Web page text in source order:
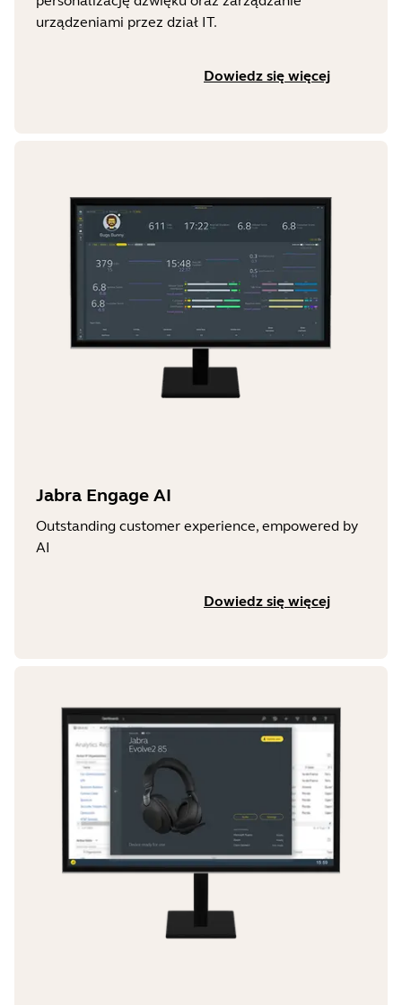
urządzeniami przez dział IT.
Dowiedz się więcej
Jabra Engage AI
Outstanding customer experience, empowered by
AI
Dowiedz się więcej